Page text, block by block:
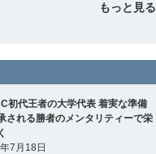
もっと見る
初代王者の大学代表 着実な準備
される勝者のメンタリティーで栄
7月18日